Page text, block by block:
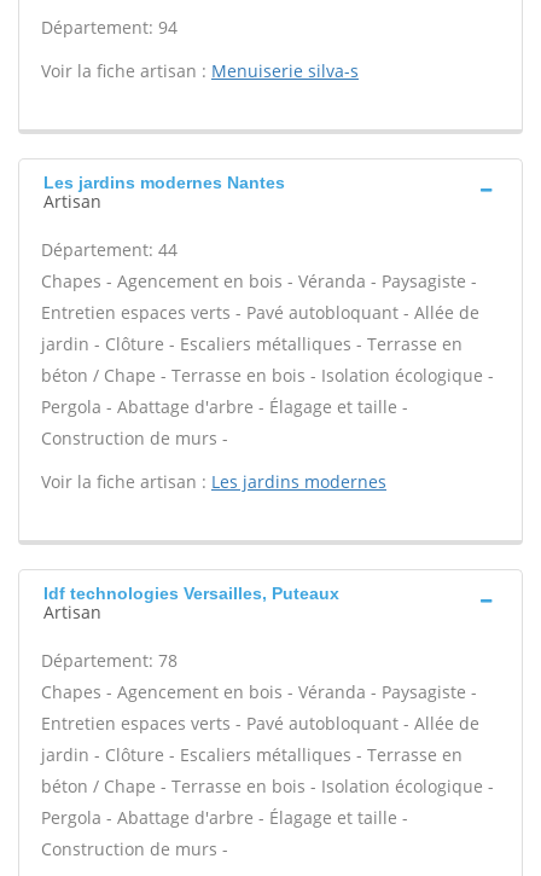
Département: 94
Voir la fiche artisan : Menuiserie silva-s
Les jardins modernes Nantes
Artisan
Département: 44
Chapes - Agencement en bois - Véranda - Paysagiste -
Entretien espaces verts - Pavé autobloquant - Allée de
jardin - Clôture - Escaliers métalliques - Terrasse en
béton / Chape - Terrasse en bois - Isolation écologique -
Pergola - Abattage d'arbre - Élagage et taille -
Construction de murs -
Voir la fiche artisan : Les jardins modernes
Idf technologies Versailles, Puteaux
Artisan
Département: 78
Chapes - Agencement en bois - Véranda - Paysagiste -
Entretien espaces verts - Pavé autobloquant - Allée de
jardin - Clôture - Escaliers métalliques - Terrasse en
béton / Chape - Terrasse en bois - Isolation écologique -
Pergola - Abattage d'arbre - Élagage et taille -
Construction de murs -